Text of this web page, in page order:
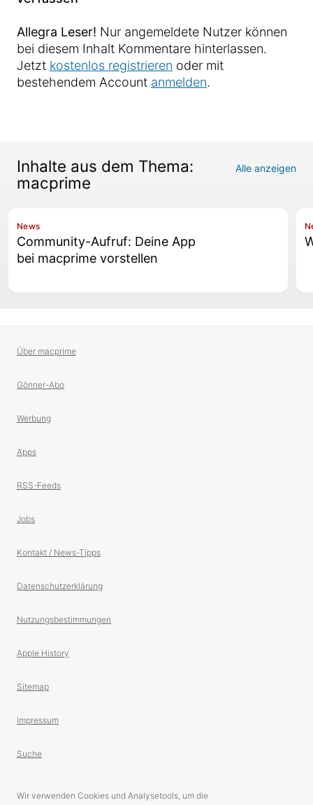
Allegra Leser! Nur angemeldete Nutzer können
bei diesem Inhalt Kommentare hinterlassen.
Jetzt kostenlos registrieren oder mit
bestehendem Account anmelden.
Inhalte aus dem Thema:
macprime
Alle anzeigen
News
Community-Aufruf: Deine App
bei macprime vorstellen
Über macprime
Gönner-Abo
Werbung
Apps
RSS-Feeds
Jobs
Kontakt / News-Tipps
Datenschutzerklärung
Nutzungsbestimmungen
Apple History
Sitemap
Impressum
Suche
Wir verwenden Cookies und Analysetools, um die